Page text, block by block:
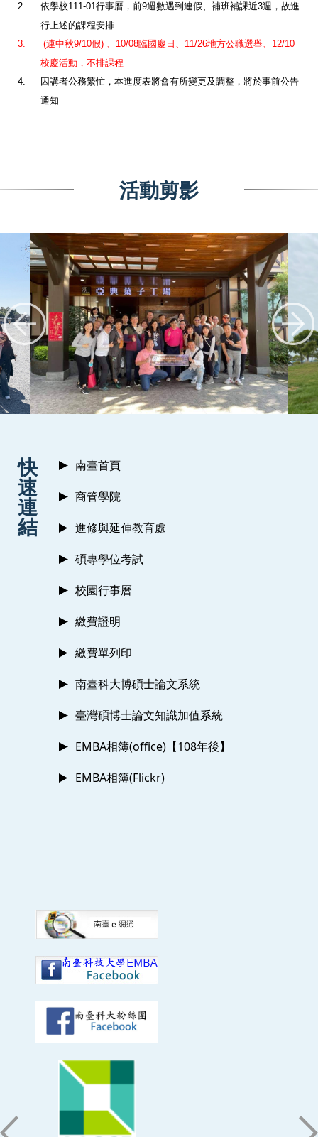
2.
依學校111-01行事曆，前9週數遇到連假、補班補課近3週，故進
行上述的課程安排
3.
(連中秋9/10假) 、 10/08臨國慶日、 11/26地方公職選舉、 12/10
校慶活動，不排課程
4.
因講者公務繁忙，本進度表將會有所變更及調整，將於事前公告
通知
活動剪影
快
速
連
結
南臺首頁
商管學院
進修與延伸教育處
碩專學位考試
校園行事曆
繳費證明
繳費單列印
南臺科大博碩士論文系統
臺灣碩博士論文知識加值系統
EMBA相簿(office)【108年後】
EMBA相簿(Flickr)